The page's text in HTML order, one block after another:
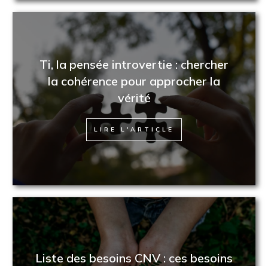
Ti, la pensée introvertie : chercher
la cohérence pour approcher la
vérité
LIRE L'ARTICLE
Liste des besoins CNV : ces besoins